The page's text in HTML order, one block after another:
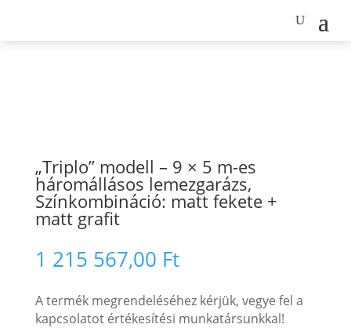
„Triplo” modell – 9 × 5 m-es
háromállásos lemezgarázs,
Színkombináció: matt fekete +
matt grafit
1 215 567,00 Ft
A termék megrendeléséhez kérjük, vegye fel a
kapcsolatot értékesítési munkatársunkkal!